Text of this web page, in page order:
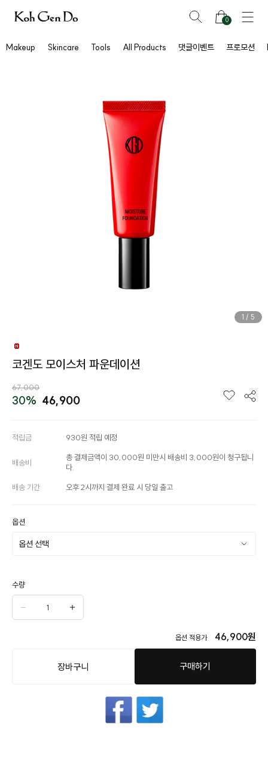
0
Makeup Skincare Tools All Products 댓글이벤트 프로모션
1 / 5
코겐도 모이스처 파운데이션
67,000
30% 46,900
적립금 930원 적립 예정
배송비
총 결제금액이 30,000원 미만시 배송비 3,000원이 청구됩니
다.
배송 기간 오후 2시까지 결제 완료 시 당일 출고
옵션
수량
옵션 적용가 46,900원
장바구니 구매하기